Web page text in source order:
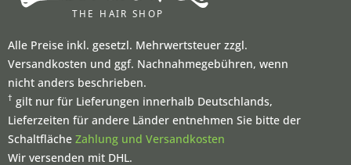
Alle Preise inkl. gesetzl. Mehrwertsteuer zzgl.
Versandkosten und ggf. Nachnahmegebühren, wenn
nicht anders beschrieben.
† gilt nur für Lieferungen innerhalb Deutschlands,
Lieferzeiten für andere Länder entnehmen Sie bitte der
Schaltfläche Zahlung und Versandkosten
Wir versenden mit DHL.